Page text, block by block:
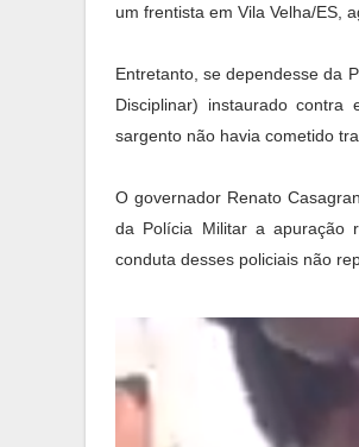
um frentista em Vila Velha/ES,
Entretanto, se dependesse da
Disciplinar) instaurado
sargento não havia cometido
O governador Renato
da Polícia Militar a apuração
conduta desses policiais não